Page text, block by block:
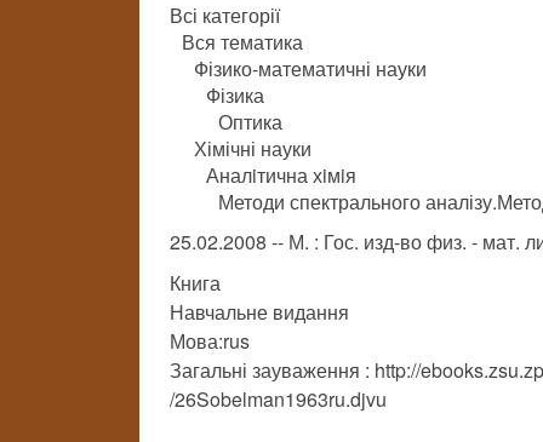
Всі категорії
Вся тематика
Фізико-математичні науки
Фізика
Оптика
Хімічні науки
Аналiтична хiмiя
Методи спектрального
25.02.2008 -- М. : Гос. изд-во физ. - мат.
Книга
Навчальне видання
Мова:rus
Загальні зауваження : http://
/26Sobelman1963ru.djvu